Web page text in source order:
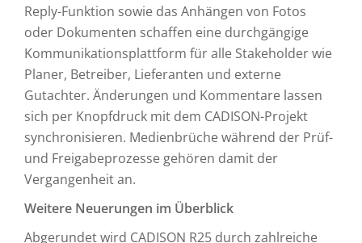
Reply-Funktion sowie das Anhängen von Fotos
oder Dokumenten schaffen eine durchgängige
Kommunikationsplattform für alle Stakeholder wie
Planer, Betreiber, Lieferanten und externe
Gutachter. Änderungen und Kommentare lassen
sich per Knopfdruck mit dem CADISON-Projekt
synchronisieren. Medienbrüche während der Prüf-
und Freigabeprozesse gehören damit der
Vergangenheit an.
Weitere Neuerungen im Überblick
Abgerundet wird CADISON R25 durch zahlreiche